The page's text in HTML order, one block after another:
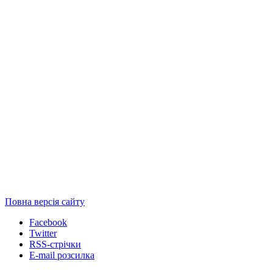
Повна версія сайту
Facebook
Twitter
RSS-стрічки
E-mail розсилка